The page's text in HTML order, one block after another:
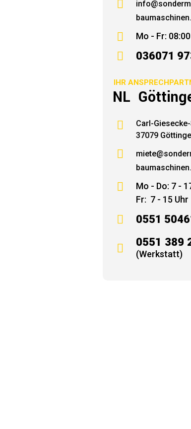

 Mo - Fr:
 036071
IHR
NL

Carl-
37079


Mo - Do: 7 -
Fr: 7 - 15 Uhr
 0551
 0551 389
(Werkstatt)